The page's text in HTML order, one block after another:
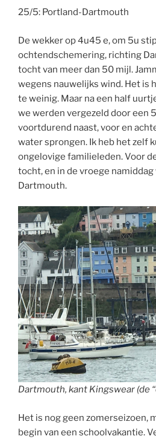
25/5: Portland-Dartmouth
De wekker op 4u45 e, om 5u
ochtendschemering, richting
tocht van meer dan 50 mijl.
wegens nauwelijks wind. Het is
te weinig. Maar na een half
we werden vergezeld door een
voortdurend naast, voor en
water sprongen. Ik heb het zelf
ongelovige familieleden. Voor
tocht, en in de vroege
Dartmouth.
Dartmouth, kant Kingswear (de
Het is nog geen zomerseizoen,
begin van een schoolvakantie.